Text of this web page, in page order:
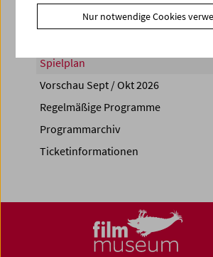
Spielplan
Vorschau Sept / Okt 2026
Regelmäßige Programme
Programmarchiv
Ticketinformationen
Nur notwendige Cookies